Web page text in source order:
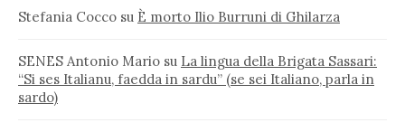
Stefania Cocco su È morto Ilio Burruni di Ghilarza
SENES Antonio Mario su La lingua della Brigata Sassari:
“Si ses Italianu, faedda in sardu” (se sei Italiano, parla in
sardo)